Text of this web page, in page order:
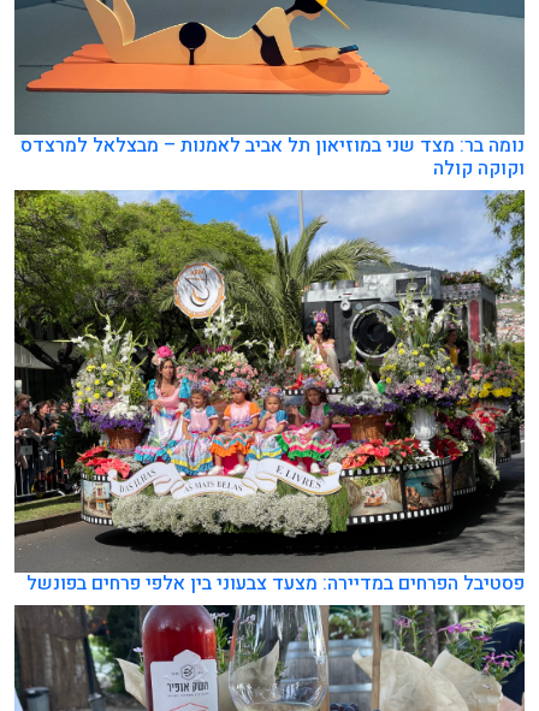
נומה בר: מצד שני במוזיאון תל אביב לאמנות – מבצלאל למרצדס
וקוקה קולה
פסטיבל הפרחים במדיירה: מצעד צבעוני בין אלפי פרחים בפונשל